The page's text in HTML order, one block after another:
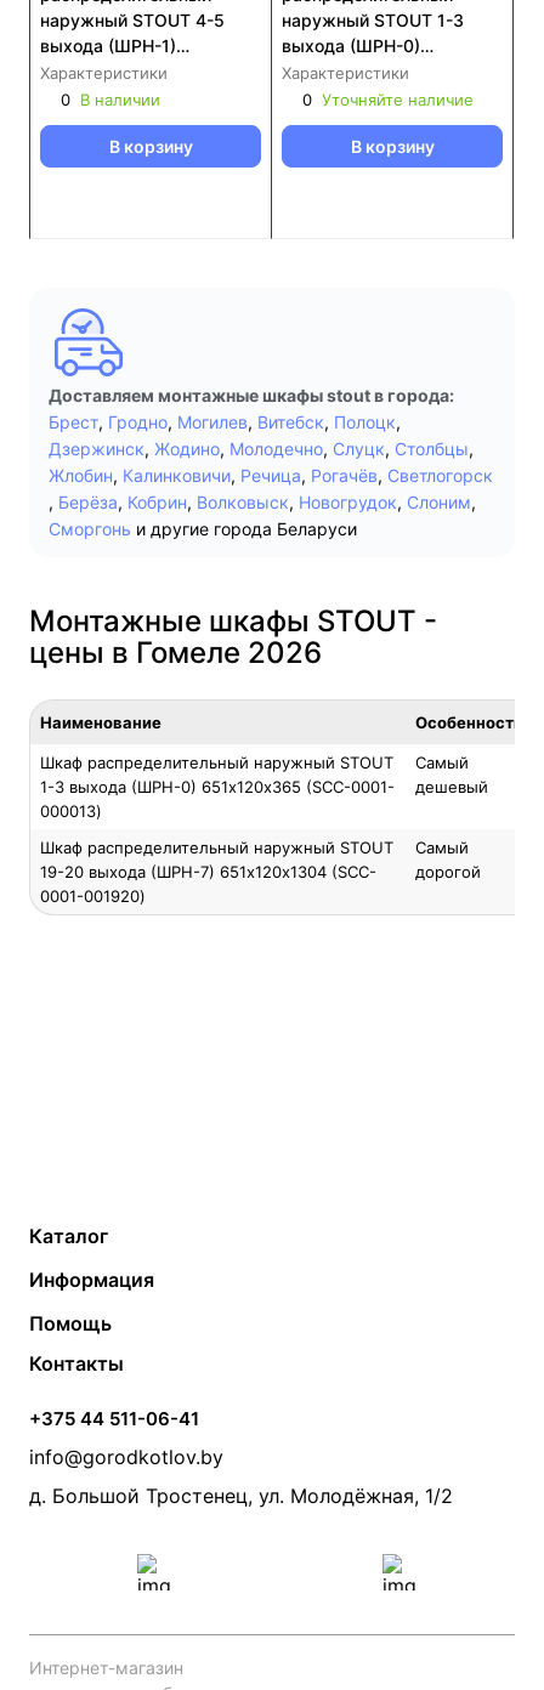
наружный STOUT 4-5
выхода (ШРН-1)
651х120х454 (SCC-0001-
000045)
Характеристики
0 В наличии
В корзину
наружный STOUT 1-3
выхода (ШРН-0)
651х120х365 (SCC-0001-
000013)
Характеристики
0 Уточняйте наличие
В корзину
Доставляем монтажные шкафы stout в города:
Брест, Гродно, Могилев, Витебск, Полоцк,
Дзержинск, Жодино, Молодечно, Слуцк, Столбцы,
Жлобин, Калинковичи, Речица, Рогачёв, Светлогорск
, Берёза, Кобрин, Волковыск, Новогрудок, Слоним,
Сморгонь и другие города Беларуси
Монтажные шкафы STOUT -
цены в Гомеле 2026
Наименование Особенность
Шкаф распределительный наружный STOUT
1-3 выхода (ШРН-0) 651х120х365 (SCC-0001-
000013)
Самый
дешевый
Шкаф распределительный наружный STOUT
19-20 выхода (ШРН-7) 651х120х1304 (SCC-
0001-001920)
Самый
дорогой
Каталог
Твердотопливные котлы
Электрические котлы
Банные печи
Камины и печи
Теплый пол
Радиаторы
Насосы
Дымоходы
Информация
Контакты
Статьи
Акции
Производители
Помощь
Монтаж систем отопления
Прайс по монтажу систем отопления
Проект систем отопления
Контакты
+375 44 511-06-41
info@gorodkotlov.by
д. Большой Тростенец, ул. Молодёжная, 1/2
Интернет-магазин